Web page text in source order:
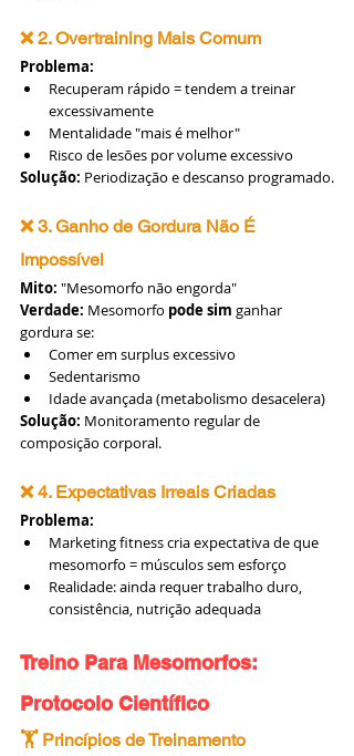
❌ 2. Overtraining Mais Comum
Problema:
Recuperam rápido = tendem a treinar
excessivamente
Mentalidade "mais é melhor"
Risco de lesões por volume excessivo
Solução: Periodização e descanso programado.
❌ 3. Ganho de Gordura Não É
Impossível
Mito: "Mesomorfo não engorda"
Verdade: Mesomorfo pode sim ganhar
gordura se:
Comer em surplus excessivo
Sedentarismo
Idade avançada (metabolismo desacelera)
Solução: Monitoramento regular de
composição corporal.
❌ 4. Expectativas Irreais Criadas
Problema:
Marketing fitness cria expectativa de que
mesomorfo = músculos sem esforço
Realidade: ainda requer trabalho duro,
consistência, nutrição adequada
Treino Para Mesomorfos:
Protocolo Científico
🏋️ Princípios de Treinamento